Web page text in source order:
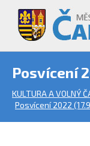
Posvícení
KULTURA A VOLNÝ
Posvícení 2022